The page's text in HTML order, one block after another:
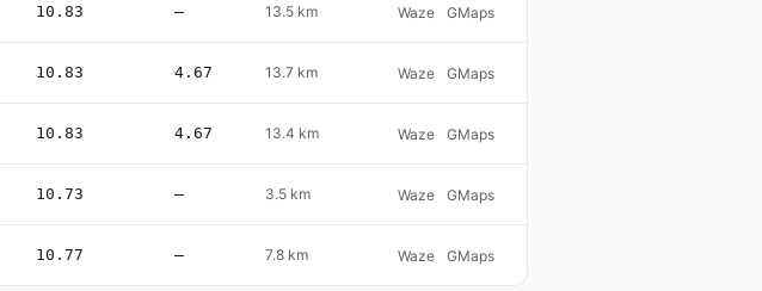
10.83 — 13.5 km Waze GMaps
10.83 4.67 13.7 km Waze GMaps
10.83 4.67 13.4 km Waze GMaps
10.73 — 3.5 km Waze GMaps
10.77 — 7.8 km Waze GMaps